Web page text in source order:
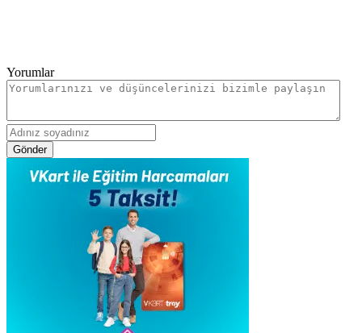
Yorumlar
Gönder